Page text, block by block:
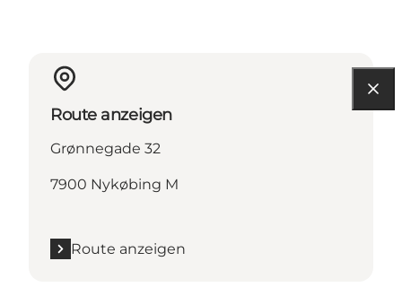
Route anzeigen
Grønnegade 32
7900 Nykøbing M
Route anzeigen